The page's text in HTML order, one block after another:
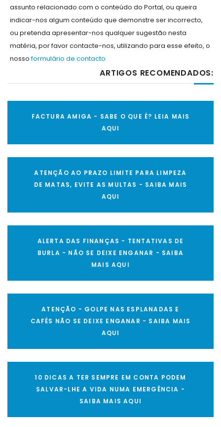
assunto relacionado com o conteúdo do Portal, ou queira
indicar-nos algum conteúdo que demonstre ser incorrecto,
ou pretenda apresentar-nos qualquer sugestão nesta
matéria, por favor contacte-nos, utilizando para esse efeito, o
nossoformulário de contacto
ARTIGOS RECOMENDADOS:
FACTURA AMIGA - SABE O QUE É? LEIA MAIS
AQUI
ATENÇÃO AO PRAZO LIMITE PARA LIMPEZA
DE MATAS, EVITE AS MULTAS - SAIBA MAIS
AQUI
ALERTA DAS FINANÇAS - TENTATIVAS DE
BURLA - NÃO SE DEIXE ENGANAR - SAIBA
MAIS AQUI
ATENÇÃO - GOLPE NAS ESPLANADAS E
CAFÉS NÃO SE DEIXE ENGANAR - SAIBA MAIS
AQUI
10 DICAS A TER SEMPRE EM CONTA PODEM
SALVAR-LHE A VIDA NUMA EMERGÊNCIA -
SAIBA MAIS AQUI